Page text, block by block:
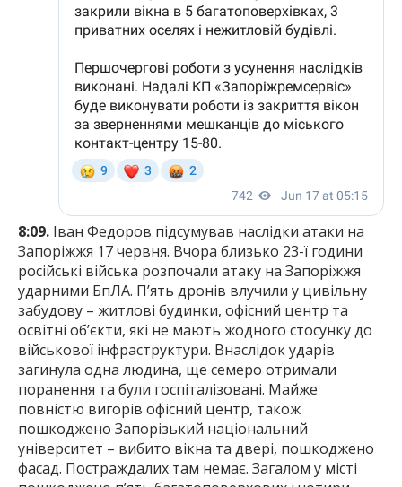
8:09. Іван Федоров підсумував наслідки атаки на
Запоріжжя 17 червня. Вчора близько 23-ї години
російські війська розпочали атаку на Запоріжжя
ударними БпЛА. П’ять дронів влучили у цивільну
забудову – житлові будинки, офісний центр та
освітні об’єкти, які не мають жодного стосунку до
військової інфраструктури. Внаслідок ударів
загинула одна людина, ще семеро отримали
поранення та були госпіталізовані. Майже
повністю вигорів офісний центр, також
пошкоджено Запорізький національний
університет – вибито вікна та двері, пошкоджено
фасад. Постраждалих там немає. Загалом у місті